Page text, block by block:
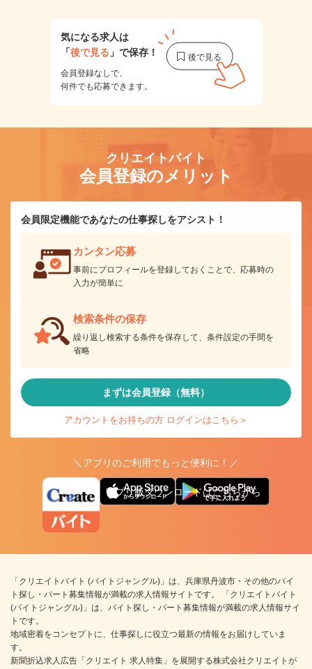
気になる求人は
「後で見る 」で保存！
会員登録なしで、
何件でも応募できます。
クリエイトバイト
会員登録のメリット
会員限定機能であなたの仕事探しをアシスト！
カンタン応募
事前にプロフィールを登録しておくことで、応募時の
入力が簡単に
検索条件の保存
繰り返し検索する条件を保存して、条件設定の手間を
省略
まずは会員登録（無料）
アカウントをお持ちの方 ログインはこちら＞
＼アプリのご利用でもっと便利に！／
アプリ版ダウンロードはこちらから
「クリエイトバイト (バイトジャングル)」は、兵庫県丹波市・その他のバイ
ト探し・パート募集情報が満載の求人情報サイトです。 「クリエイトバイト
(バイトジャングル)」は、バイト探し・パート募集情報が満載の求人情報サイ
トです。
地域密着をコンセプトに、仕事探しに役立つ最新の情報をお届けしていま
す。
新聞折込求人広告「クリエイト 求人特集」を展開する株式会社クリエイトが